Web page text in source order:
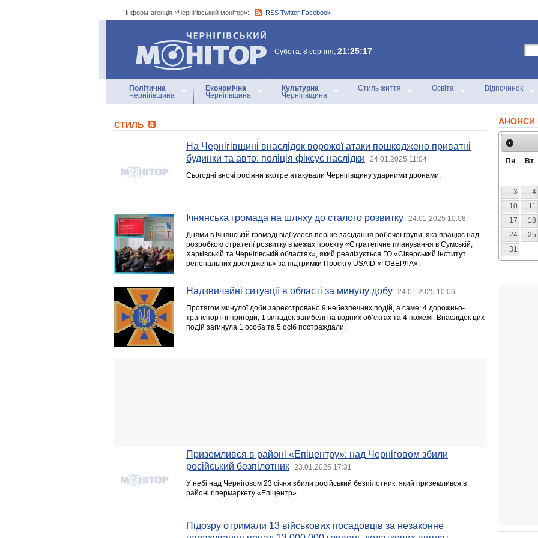
Інформ-агенція «Чернігівський монітор»: RSS Twitter Facebook
Інформ-агенція
«Чернігівський монітор»
Субота, 8 серпня, 21:25:17
Політична
Чернігівщина
Економічна
Чернігівщина
Культурна
Чернігівщина
Стиль життя Освіта Відпочинок
СТИЛЬ
На Чернігівщині внаслідок ворожої атаки пошкоджено приватні
будинки та авто: поліція фіксує наслідки
24.01.2025 11:04
Сьогодні вночі росіяни вкотре атакували Чернігівщину ударними дронами.
Ічнянська громада на шляху до сталого розвитку 24.01.2025 10:08
Днями в Ічнянській громаді відбулося перше засідання робочої групи, яка працює над
розробкою стратегії розвитку в межах проєкту «Стратегічне планування в Сумській,
Харківській та Чернігівській областях», який реалізується ГО «Сіверський інститут
регіональних досліджень» за підтримки Проєкту USAID «ГОВЕРЛА».
Надзвичайні ситуації в області за минулу добу 24.01.2025 10:06
Протягом минулої доби зареєстровано 9 небезпечних подій, а саме: 4 дорожньо-
транспортні пригоди, 1 випадок загибелі на водних об’єктах та 4 пожежі. Внаслідок цих
подій загинула 1 особа та 5 осіб постраждали.
Приземлився в районі «Епіцентру»: над Черніговом збили
російський безпілотник
23.01.2025 17:31
У небі над Черніговом 23 січня збили російський безпілотник, який приземлився в
районі гіпермаркету «Епіцентр».
Підозру отримали 13 військових посадовців за незаконне
АНОНСИ
Пн Вт
3
4
10
11
17
18
24
25
31